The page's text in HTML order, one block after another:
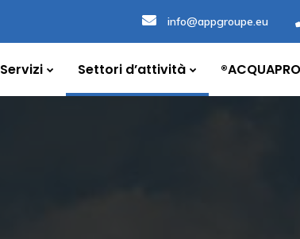
info@appgroupe.eu
Servizi Settori d’attività